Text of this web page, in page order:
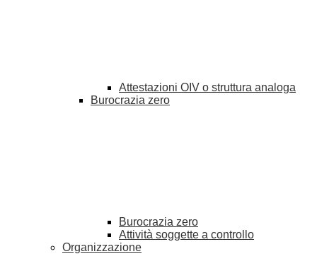
Attestazioni OIV o struttura analoga
Burocrazia zero
Burocrazia zero
Attività soggette a controllo
Organizzazione